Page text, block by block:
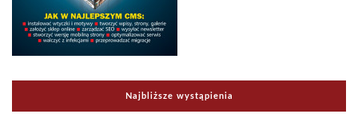
Najbliższe wystąpienia